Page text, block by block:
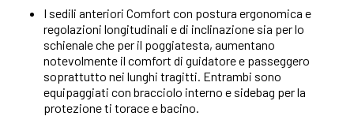
I sedili anteriori Comfort con postura ergonomica e
regolazioni longitudinali e di inclinazione sia per lo
schienale che per il poggiatesta, aumentano
notevolmente il comfort di guidatore e passeggero
soprattutto nei lunghi tragitti. Entrambi sono
equipaggiati con bracciolo interno e sidebag per la
protezione ti torace e bacino.